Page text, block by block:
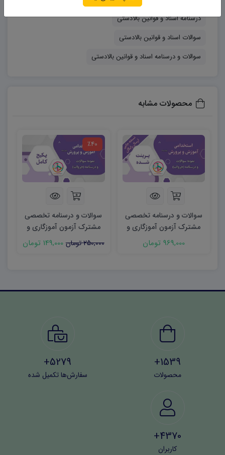
برای سقف قبولی پذیرفته شدگان در نظر گرفته شده است. از
آنجایی که از سال ۱۴۰۴ هفتاد درصد ظرفیت های قبولی
پذیرفته شدگان (۳ برابر ظرفیت) مربوط به قبولی در پله ی اول
آزمون کتبی است، مطالعه سوالات منابع آموزگاری آموزش و
درسنامه اسناد و قوانین بالادستی
سوالات اسناد و قوانین بالادستی
سوالات و درسنامه اسناد و قوانین بالادستی
محصولات مشابه
سوالات و درسنامه تخصصی
مشترک آزمون آموزگاری و
دبیری نسخه چاپی
969,000 تومان
٪40
سوالات و درسنامه تخصصی
مشترک آزمون آموزگاری و
دبیری
250,000 تومان 149,000 تومان
1539+
محصولات
5279+
سفارش‌ها تکمیل شده
4370+
کاربران